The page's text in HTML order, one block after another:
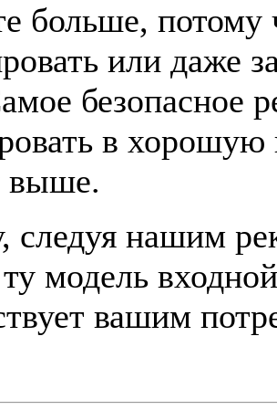
больше, потому
или даже
безопасное
в
выше.
следуя нашим
модель
вашим